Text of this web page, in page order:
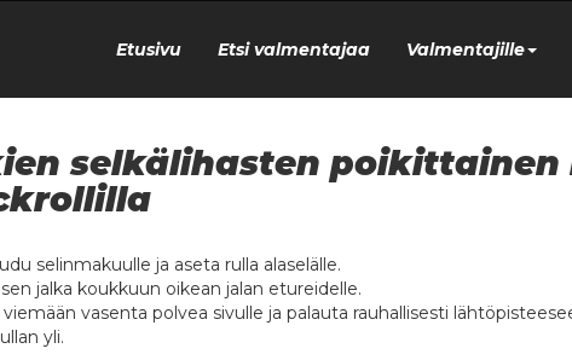
Etusivu Etsi valmentajaa Valmentajille
selkälihasten
selinmakuulle ja aseta rulla alaselälle.
jalka koukkuun oikean jalan etureidelle.
viemään vasenta polvea sivulle ja palauta rauhallisesti
yli.